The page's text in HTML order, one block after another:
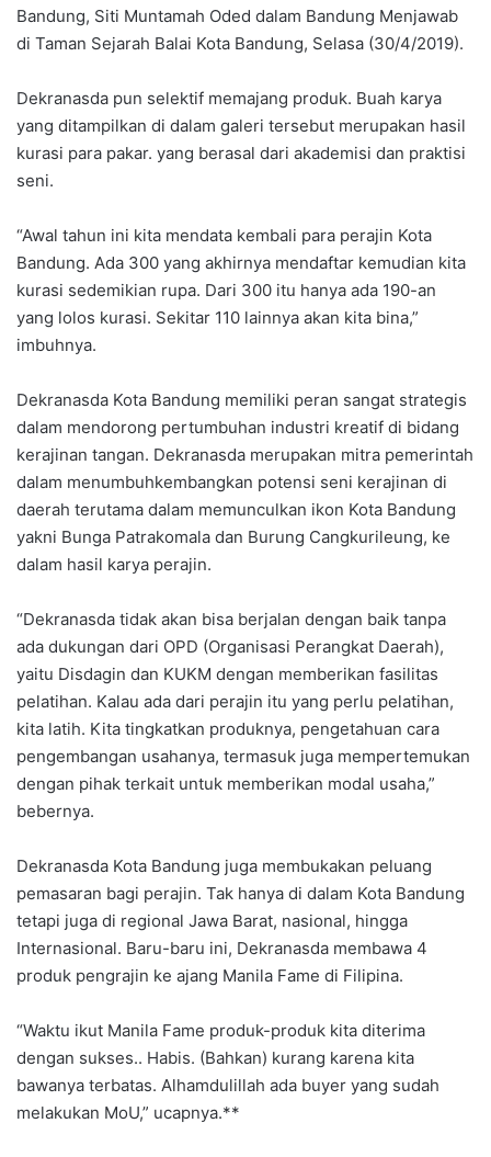
Bandung, Siti Muntamah Oded dalam Bandung Menjawab
di Taman Sejarah Balai Kota Bandung, Selasa (30/4/2019).
Dekranasda pun selektif memajang produk. Buah karya
yang ditampilkan di dalam galeri tersebut merupakan hasil
kurasi para pakar. yang berasal dari akademisi dan praktisi
seni.
“Awal tahun ini kita mendata kembali para perajin Kota
Bandung. Ada 300 yang akhirnya mendaftar kemudian kita
kurasi sedemikian rupa. Dari 300 itu hanya ada 190-an
yang lolos kurasi. Sekitar 110 lainnya akan kita bina,”
imbuhnya.
Dekranasda Kota Bandung memiliki peran sangat strategis
dalam mendorong pertumbuhan industri kreatif di bidang
kerajinan tangan. Dekranasda merupakan mitra pemerintah
dalam menumbuhkembangkan potensi seni kerajinan di
daerah terutama dalam memunculkan ikon Kota Bandung
yakni Bunga Patrakomala dan Burung Cangkurileung, ke
dalam hasil karya perajin.
“Dekranasda tidak akan bisa berjalan dengan baik tanpa
ada dukungan dari OPD (Organisasi Perangkat Daerah),
yaitu Disdagin dan KUKM dengan memberikan fasilitas
pelatihan. Kalau ada dari perajin itu yang perlu pelatihan,
kita latih. Kita tingkatkan produknya, pengetahuan cara
pengembangan usahanya, termasuk juga mempertemukan
dengan pihak terkait untuk memberikan modal usaha,”
bebernya.
Dekranasda Kota Bandung juga membukakan peluang
pemasaran bagi perajin. Tak hanya di dalam Kota Bandung
tetapi juga di regional Jawa Barat, nasional, hingga
Internasional. Baru-baru ini, Dekranasda membawa 4
produk pengrajin ke ajang Manila Fame di Filipina.
“Waktu ikut Manila Fame produk-produk kita diterima
dengan sukses.. Habis. (Bahkan) kurang karena kita
bawanya terbatas. Alhamdulillah ada buyer yang sudah
melakukan MoU,” ucapnya.**